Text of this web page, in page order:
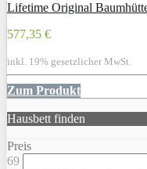
Lifetime Original
577,35 €
inkl. 19% gesetzlicher MwSt.
Zum Produkt
Hausbett finden
Preis
69